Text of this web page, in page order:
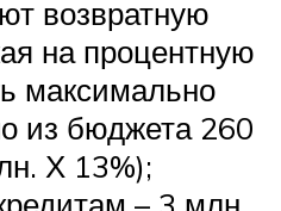
возвратную
на процентную
максимально
из бюджета 260
Х 13%);